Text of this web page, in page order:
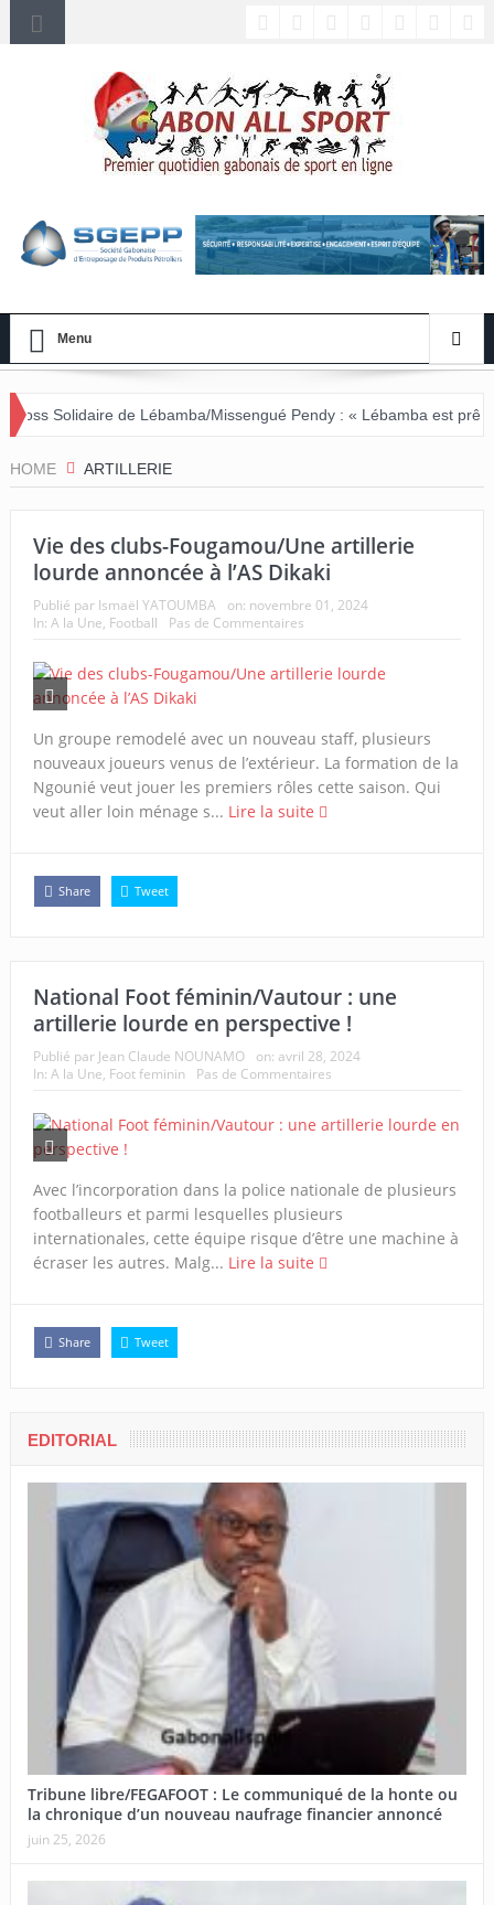
Menu
Lébamba/Missengué Pendy : « Lébamba est prêt à accueillir ce
HOME ARTILLERIE
Vie des clubs-Fougamou/Une artillerie
lourde annoncée à l’AS Dikaki
Publié par Ismaël YATOUMBA on: novembre 01, 2024
In: A la Une, Football Pas de Commentaires
Un groupe remodelé avec un nouveau staff, plusieurs
nouveaux joueurs venus de l’extérieur. La formation de la
Ngounié veut jouer les premiers rôles cette saison. Qui
veut aller loin ménage s... Lire la suite
Share Tweet
National Foot féminin/Vautour : une
artillerie lourde en perspective !
Publié par Jean Claude NOUNAMO on: avril 28, 2024
In: A la Une, Foot feminin Pas de Commentaires
Avec l’incorporation dans la police nationale de plusieurs
footballeurs et parmi lesquelles plusieurs
internationales, cette équipe risque d’être une machine à
écraser les autres. Malg... Lire la suite
Share Tweet
EDITORIAL
Tribune libre/FEGAFOOT : Le communiqué de la honte ou
la chronique d’un nouveau naufrage financier annoncé
juin 25, 2026